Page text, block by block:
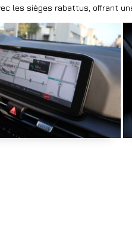
les sièges rabattus, offrant